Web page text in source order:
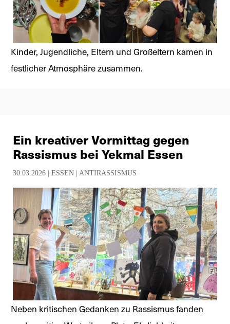
Kinder, Jugendliche, Eltern und Großeltern kamen in
festlicher Atmosphäre zusammen.
Ein kreativer Vormittag gegen
Rassismus bei Yekmal Essen
30.03.2026 | ESSEN | ANTIRASSISMUS
Neben kritischen Gedanken zu Rassismus fanden